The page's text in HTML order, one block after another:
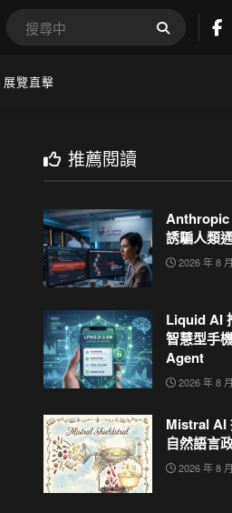
展覽直擊
推薦閱讀
Anthropic
誘騙人類
2026 年 8
Liquid AI
智慧型手
Agent
2026 年 8
Mistral AI
自然語言
2026 年 8